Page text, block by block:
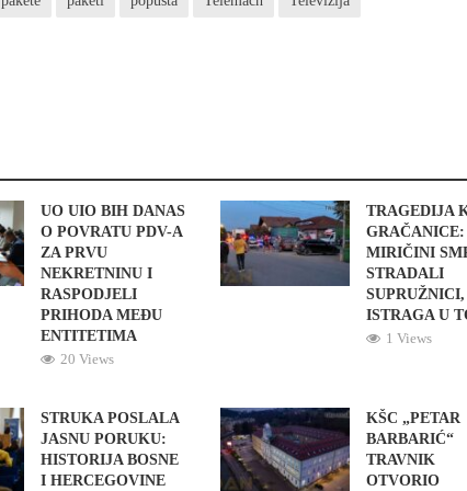
UO UIO BIH DANAS
O POVRATU PDV-A
ZA PRVU
NEKRETNINU I
RASPODJELI
PRIHODA MEĐU
ENTITETIMA
20 Views
TRAGEDIJA
MIRIČINI
STRADALI
SUPRUŽNICI,
ISTRAGA U
1 Views
STRUKA POSLALA
JASNU PORUKU:
HISTORIJA BOSNE
I HERCEGOVINE
KŠC „PETAR
BARBARIĆ“
TRAVNIK
OTVORIO